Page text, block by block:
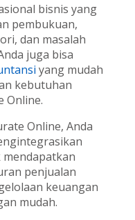
bisnis yang
pembukuan,
dan masalah
juga bisa
yang mudah
kebutuhan
Online.
Online, Anda
penjualan
keuangan
mudah.